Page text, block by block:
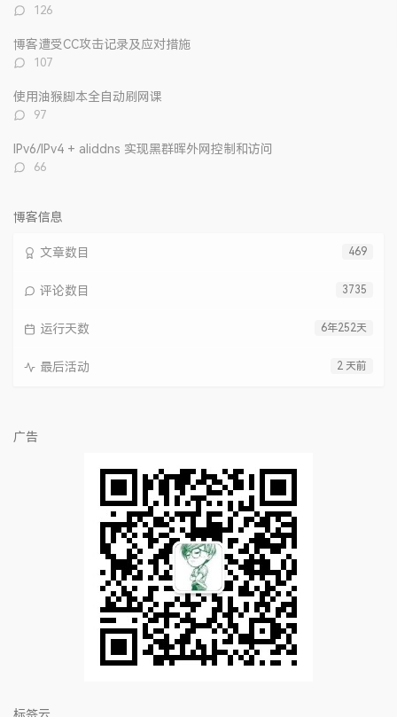
评
数：
126
博客遭受CC攻击记录及应对措施
评
数：
107
使用油猴脚本全自动刷网课
评
数：
97
IPv6/IPv4 + aliddns 实现黑群晖外网控制和访问
评
66
博客信息
469
文章数目
3735
评论数目
6年252天
运行天数
2 天前
最后活动
广告